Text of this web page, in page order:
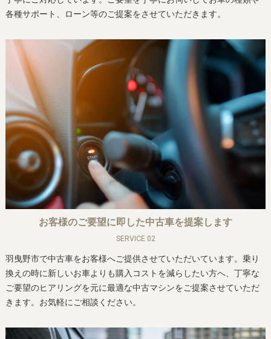
各種サポート、ローン等のご提案をさせていただきます。
お客様のご要望に即した中古車を提案します
SERVICE 02
羽曳野市で中古車をお客様へご提供させていただいています。乗り
換えの時に新しいお車よりも購入コストを減らしたい方へ、丁寧な
ご要望のヒアリングを元に最適な中古マシンをご提案させていただ
きます。お気軽にご相談ください。